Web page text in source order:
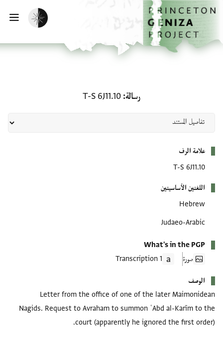
إلى المحتوى الرئيسي
الرئيسية
تفعيل الوضع المظلم
رسالة T-S 6J11.10
علامة الرف
T-S 6J11.10
اللغتين الأساسيتين
Hebrew
Judaeo-Arabic
What's in the PGP
صورة
1 Transcription
الوصف
Letter from the office of one of the later Maimonidean
Nagids. Request to Avraham to summon ʿAbd al-Karīm to the
court (apparently he ignored the first order).